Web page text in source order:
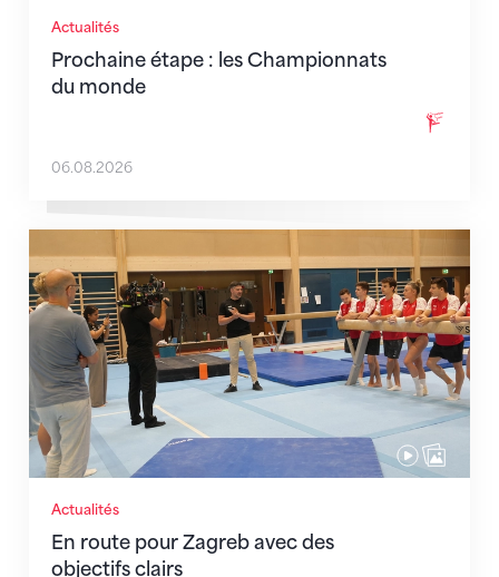
Actualités
Prochaine étape : les Championnats
du monde
06.08.2026
Actualités
En route pour Zagreb avec des
objectifs clairs
En route pour Zagreb avec des objectifs clairs